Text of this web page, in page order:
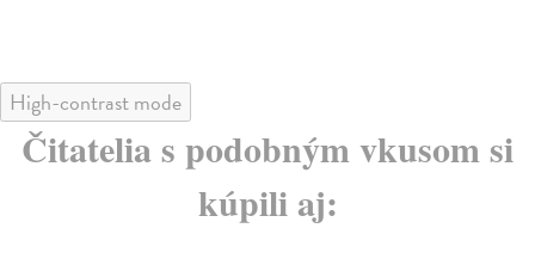
High-contrast mode
Čitatelia s podobným vkusom si
kúpili aj: